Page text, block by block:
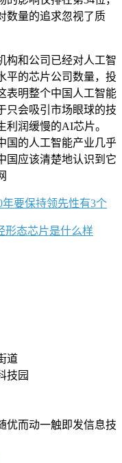
数量的追求忽视了质
和公司已经对人工智
平的芯片公司数量，投
表明整个中国人工智能
只会吸引市场眼球的技
润缓慢的AI芯片。
国的人工智能产业几乎
国应该清楚地认识到它
要保持领先性有3个
形态芯片是什么样
道
技园
优而动一触即发信息技